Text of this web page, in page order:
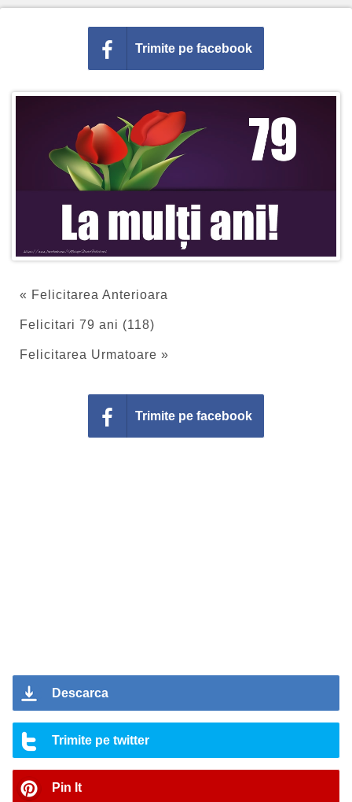
Trimite pe facebook
« Felicitarea Anterioara
Felicitari 79 ani (118)
Felicitarea Urmatoare »
Trimite pe facebook
Descarca
Trimite pe twitter
Pin It